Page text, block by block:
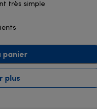
très simple
panier
plus